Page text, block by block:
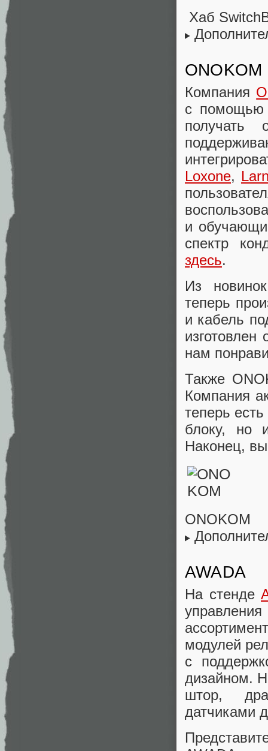
Хаб
ONOKOM
Компания
с помощью
получать
Loxone,
и
спектр
здесь.
Из
теперь
и кабель
нам
Также
Компания
теперь
блоку, но
Наконец,
ONOKOM
AWADA
На стенде
модулей
с
дизайном.
штор,
датчиками